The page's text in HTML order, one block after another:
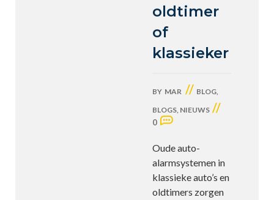
oldtimer
of
klassieker
BY MAR // BLOG,
BLOGS, NIEUWS //
0
Oude auto-
alarmsystemen in
klassieke auto’s en
oldtimers zorgen